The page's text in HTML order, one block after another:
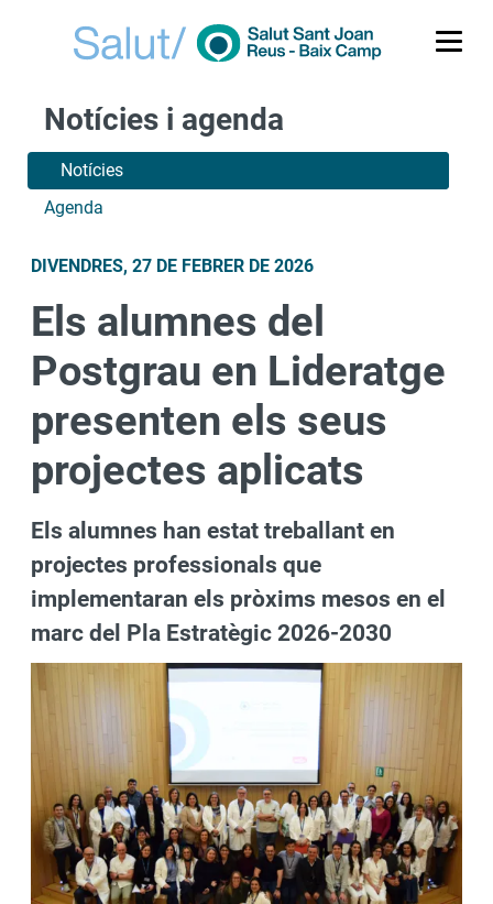
Notícies i agenda
Notícies
Agenda
DIVENDRES, 27 DE FEBRER DE 2026
Els alumnes del
Postgrau en Lideratge
presenten els seus
projectes aplicats
Els alumnes han estat treballant en
projectes professionals que
implementaran els pròxims mesos en el
marc del Pla Estratègic 2026-2030